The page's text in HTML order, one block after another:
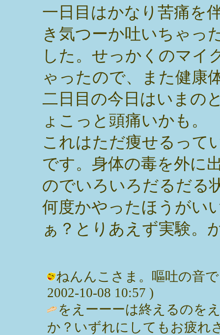
一日目はかなり苦痛を
き気つーか吐いちゃっ
した。せっかくのマイ
ゃったので、また健康
二日目の今日はいまの
ょこっと頭痛いかも。
これはただ痩せるって
です。身体の毒を外に
のでいろいろだるだる
何度かやったほうがい
ぁ？とりあえず実験。
ねんんこさま。嘔吐の音
2002-10-08 10:57 )
をえーーーは終えるのを
か？いずれにしてもお疲れ